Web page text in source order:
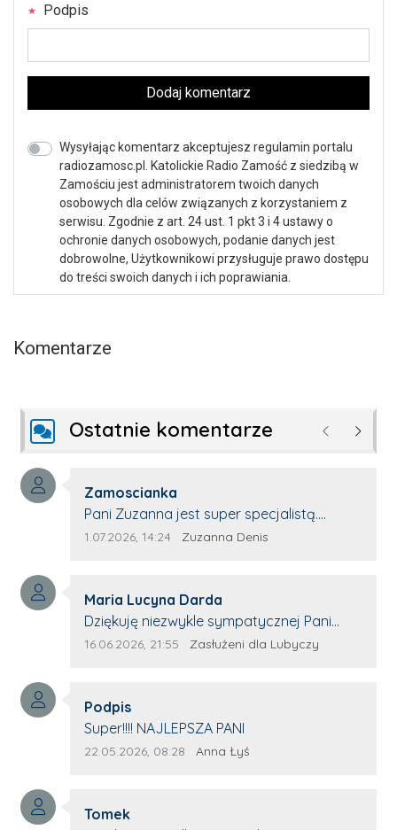
Podpis
Dodaj komentarz
Wysyłając komentarz akceptujesz regulamin portalu
radiozamosc.pl. Katolickie Radio Zamość z siedzibą w
Zamościu jest administratorem twoich danych
osobowych dla celów związanych z korzystaniem z
serwisu. Zgodnie z art. 24 ust. 1 pkt 3 i 4 ustawy o
ochronie danych osobowych, podanie danych jest
dobrowolne, Użytkownikowi przysługuje prawo dostępu
do treści swoich danych i ich poprawiania.
Komentarze
Ostatnie komentarze Poprzednie
Autor komentarza:
Zamoscianka
Treść komentarza:
Pani Zuzanna jest super specjalistą.
Korzystamy z moim pieskiem z jej pomocy
Data dodania komentarza:
1.07.2026, 14:24 Źródło komentarza:
Zuzanna Denis
Autor komentarza:
Maria Lucyna Darda
Treść komentarza:
Dziękuję niezwykle sympatycznej Pani
redaktor Annie Niderla-Kadach za
którym trema odbierała głos.
Data dodania komentarza:
16.06.2026, 21:55 Źródło komentarza:
Zasłużeni dla Lubyczy
Autor komentarza:
Podpis
Treść komentarza:
Super!!!! NAJLEPSZA PANI
Data dodania komentarza:
22.05.2026, 08:28 Źródło komentarza:
Anna Łyś
Autor komentarza:
Tomek